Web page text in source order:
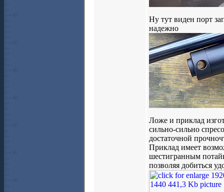
Ну тут виден порт
надежно
Ложе и приклад
сильно-сильно
достаточной
Приклад имеет
шестигранным
позволяя добиться